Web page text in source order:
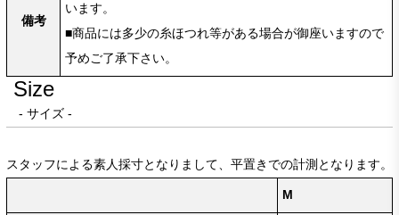
備考
います。
■商品には多少の糸ほつれ等がある場合が御座いますので
予めご了承下さい。
Size
- サイズ -
スタッフによる素人採寸となりまして、平置きでの計測となります。
M